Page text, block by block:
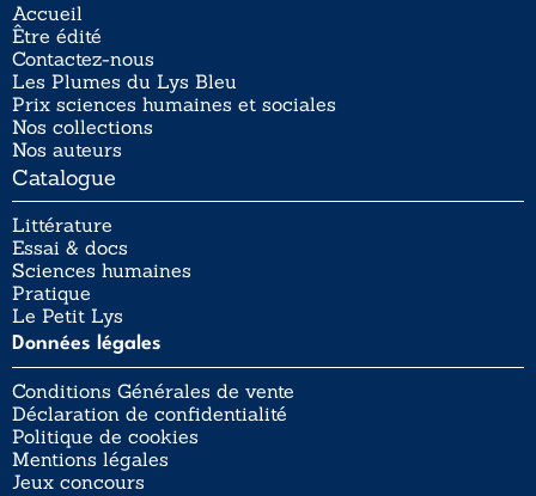
Accueil
Être édité
Contactez-nous
Les Plumes du Lys Bleu
Prix sciences humaines et sociales
Nos collections
Nos auteurs
Catalogue
Littérature
Essai & docs
Sciences humaines
Pratique
Le Petit Lys
Données légales
Conditions Générales de vente
Déclaration de confidentialité
Politique de cookies
Mentions légales
Jeux concours